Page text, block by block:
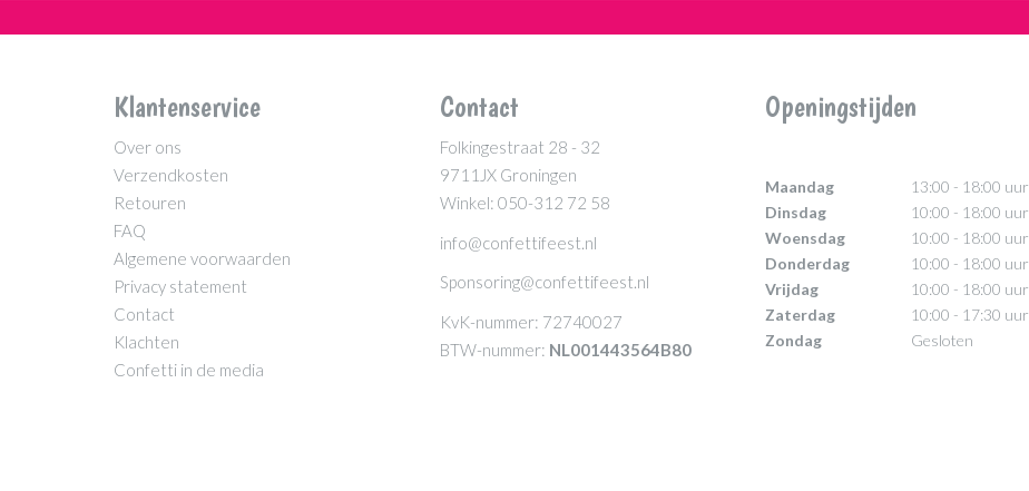
Klantenservice
Over ons
Verzendkosten
Retouren
FAQ
Algemene voorwaarden
Privacy statement
Contact
Klachten
Confetti in de media
Contact
Folkingestraat 28 - 32
9711JX Groningen
Winkel: 050-312 72 58
info@confettifeest.nl
Sponsoring@confettifeest.nl
KvK-nummer: 72740027
BTW-nummer: NL001443564B80
Openingstijden
Maandag
13:00 - 18:00 uur
Dinsdag
10:00 - 18:00 uur
Woensdag
10:00 - 18:00 uur
Donderdag
10:00 - 18:00 uur
Vrijdag
10:00 - 18:00 uur
Zaterdag
10:00 - 17:30 uur
Zondag
Gesloten